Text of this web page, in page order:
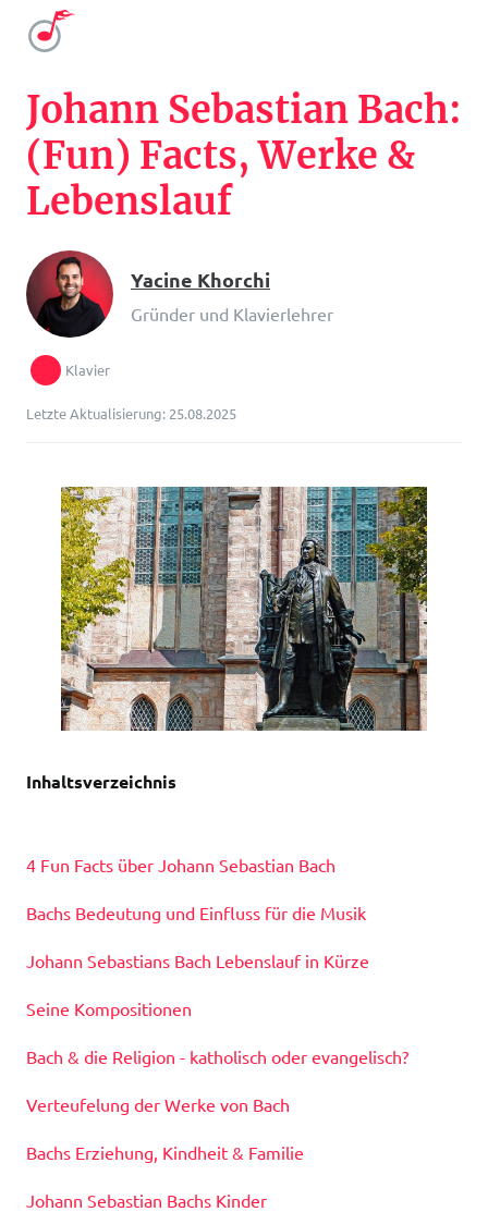
Johann Sebastian Bach:
(Fun) Facts, Werke &
Lebenslauf
Yacine Khorchi
Gründer und Klavierlehrer
Klavier
Letzte Aktualisierung: 25.08.2025
Inhaltsverzeichnis
4 Fun Facts über Johann Sebastian Bach
Bachs Bedeutung und Einfluss für die Musik
Johann Sebastians Bach Lebenslauf in Kürze
Seine Kompositionen
Bach & die Religion - katholisch oder evangelisch?
Verteufelung der Werke von Bach
Bachs Erziehung, Kindheit & Familie
Johann Sebastian Bachs Kinder